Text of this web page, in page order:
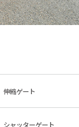
伸縮ゲート
シャッターゲート